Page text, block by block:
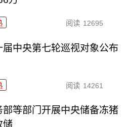
阅读 12695
届中央第七轮巡视对象公布
阅读 14261
部等部门开展中央储备冻猪
储